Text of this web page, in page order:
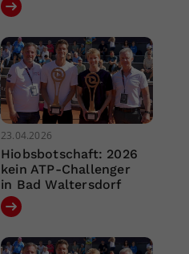
23.04.2026
Hiobsbotschaft: 2026
kein ATP-Challenger
in Bad Waltersdorf